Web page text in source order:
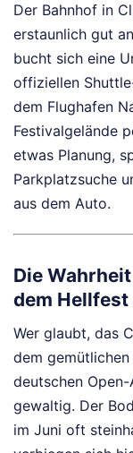
Der Bahnhof in
erstaunlich gut
bucht sich eine
offiziellen
dem Flughafen
Festivalgelände
etwas Planung,
Parkplatzsuche
aus dem Auto.
Die
dem
Wer glaubt, das
dem
deutschen
gewaltig. Der
im Juni oft